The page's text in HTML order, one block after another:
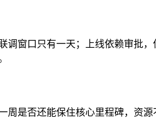
窗口只有一天；上线依赖审批
是否还能保住核心里程碑，资